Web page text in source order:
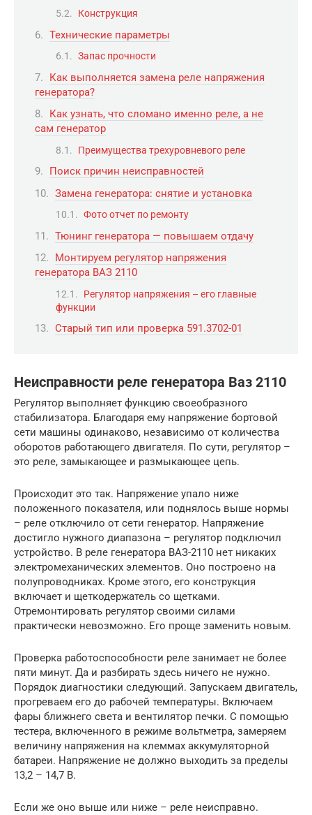
Конструкция
Технические параметры
Запас прочности
Как выполняется замена реле напряжения
генератора?
Как узнать, что сломано именно реле, а не
сам генератор
Преимущества трехуровневого реле
Поиск причин неисправностей
Замена генератора: снятие и установка
Фото отчет по ремонту
Тюнинг генератора — повышаем отдачу
Монтируем регулятор напряжения
генератора ВАЗ 2110
Регулятор напряжения – его главные
функции
Старый тип или проверка 591.3702-01
Неисправности реле генератора Ваз 2110
Регулятор выполняет функцию своеобразного
стабилизатора. Благодаря ему напряжение бортовой
сети машины одинаково, независимо от количества
оборотов работающего двигателя. По сути, регулятор –
это реле, замыкающее и размыкающее цепь.
Происходит это так. Напряжение упало ниже
положенного показателя, или поднялось выше нормы
– реле отключило от сети генератор. Напряжение
достигло нужного диапазона – регулятор подключил
устройство. В реле генератора ВАЗ-2110 нет никаких
электромеханических элементов. Оно построено на
полупроводниках. Кроме этого, его конструкция
включает и щеткодержатель со щетками.
Отремонтировать регулятор своими силами
практически невозможно. Его проще заменить новым.
Проверка работоспособности реле занимает не более
пяти минут. Да и разбирать здесь ничего не нужно.
Порядок диагностики следующий. Запускаем двигатель,
прогреваем его до рабочей температуры. Включаем
фары ближнего света и вентилятор печки. С помощью
тестера, включенного в режиме вольтметра, замеряем
величину напряжения на клеммах аккумуляторной
батареи. Напряжение не должно выходить за пределы
13,2 – 14,7 В.
Если же оно выше или ниже – реле неисправно.